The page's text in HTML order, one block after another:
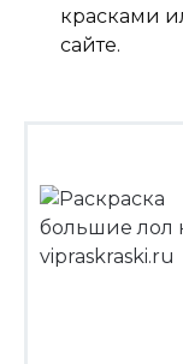
красками
сайте.